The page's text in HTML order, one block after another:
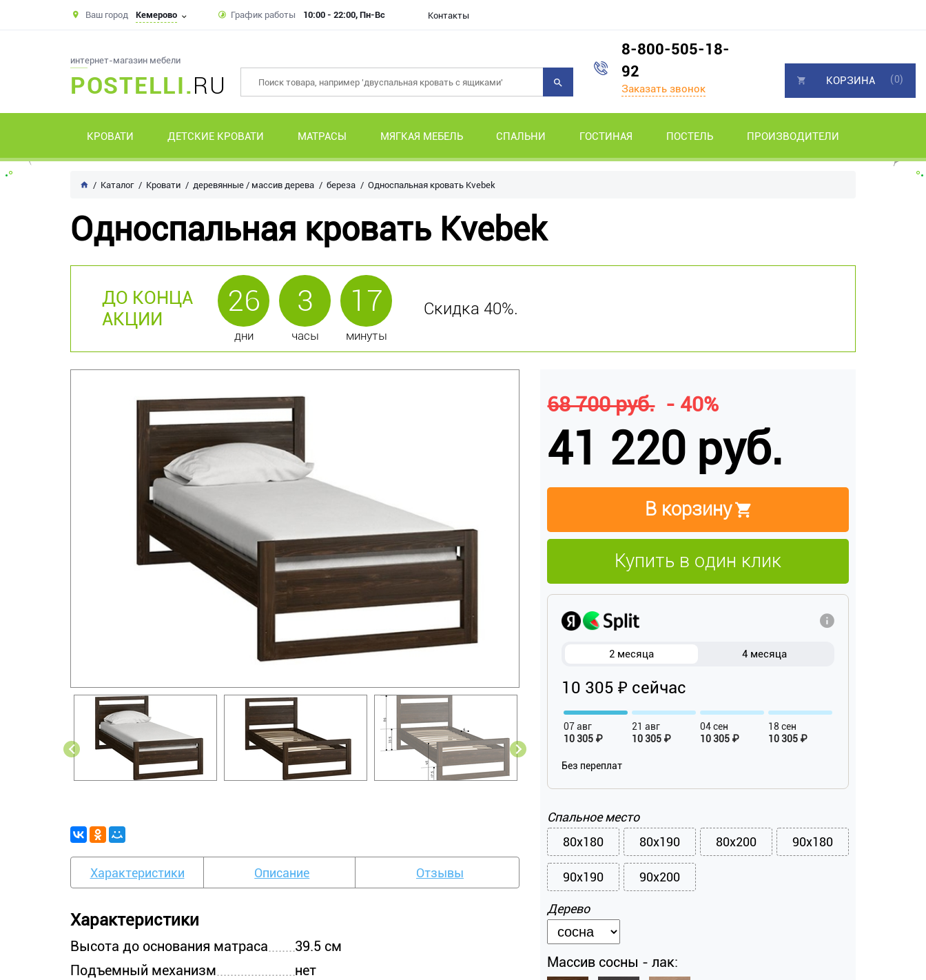
Ваш город Кемерово График работы 10:00 - 22:00, Пн-Вс Контакты
интернет-магазин мебели
POSTELLI.RU
8-800-505-18-
92
Заказать звонок
КРОВАТИ ДЕТСКИЕ КРОВАТИ МАТРАСЫ МЯГКАЯ МЕБЕЛЬ СПАЛЬНИ ГОСТИНАЯ ПОСТЕЛЬ ПРОИЗВОДИТЕЛИ
КОРЗИНА (0)
Каталог Кровати деревянные / массив дерева береза Односпальная кровать Kvebek
Односпальная кровать Kvebek
ДО КОНЦА
АКЦИИ
26
дни
3
часы
17
минуты
Скидка 40%.
Характеристики Описание Отзывы
Характеристики
Высота до основания матраса
39.5 см
Подъемный механизм
нет
68 700 руб. - 40%
41 220 руб.
В корзину
Купить в один клик
2 месяца 4 месяца
10 305 ₽ сейчас
07 авг
10 305 ₽
21 авг
10 305 ₽
04 сен
10 305 ₽
18 сен
10 305 ₽
Без переплат
Спальное место
80x180
80x190 80x200 90x180
90x190 90x200
Дерево
Массив сосны - лак: